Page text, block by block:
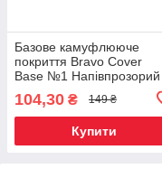
Базове камуфлююче
покриття Bravo Сover
Base №1 Напівпрозорий
104,30 ₴ 149 ₴
Купити